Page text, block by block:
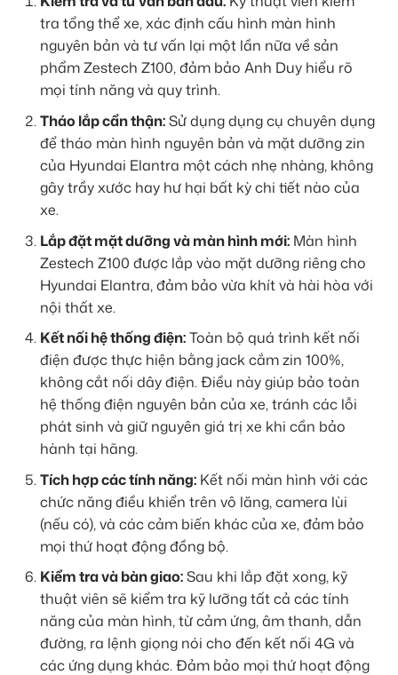
tra tổng thể xe, xác định cấu hình màn hình
nguyên bản và tư vấn lại một lần nữa về sản
phẩm Zestech Z100, đảm bảo Anh Duy hiểu rõ
mọi tính năng và quy trình.
Tháo lắp cẩn thận:Sử dụng dụng cụ chuyên dụng
để tháo màn hình nguyên bản và mặt dưỡng zin
của Hyundai Elantra một cách nhẹ nhàng, không
gây trầy xước hay hư hại bất kỳ chi tiết nào của
xe.
Lắp đặt mặt dưỡng và màn hình mới:Màn hình
Zestech Z100 được lắp vào mặt dưỡng riêng cho
Hyundai Elantra, đảm bảo vừa khít và hài hòa với
nội thất xe.
Kết nối hệ thống điện:Toàn bộ quá trình kết nối
điện được thực hiện bằng jack cắm zin 100%,
không cắt nối dây điện. Điều này giúp bảo toàn
hệ thống điện nguyên bản của xe, tránh các lỗi
phát sinh và giữ nguyên giá trị xe khi cần bảo
hành tại hãng.
Tích hợp các tính năng:Kết nối màn hình với các
chức năng điều khiển trên vô lăng, camera lùi
(nếu có), và các cảm biến khác của xe, đảm bảo
mọi thứ hoạt động đồng bộ.
Kiểm tra và bàn giao:Sau khi lắp đặt xong, kỹ
thuật viên sẽ kiểm tra kỹ lưỡng tất cả các tính
năng của màn hình, từ cảm ứng, âm thanh, dẫn
đường, ra lệnh giọng nói cho đến kết nối 4G và
các ứng dụng khác. Đảm bảo mọi thứ hoạt động